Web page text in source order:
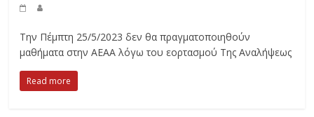
Την Πέμπτη 25/5/2023 δεν θα πραγματοποιηθούν
μαθήματα στην ΑΕΑΑ λόγω του εορτασμού Της Αναλήψεως
Read more